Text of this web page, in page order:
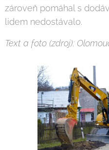
zároveň pomáhal s
lidem nedostávalo.
Text a foto (zdroj):